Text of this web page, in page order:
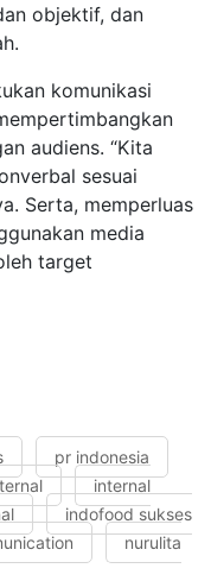
objektif, dan
komunikasi
audiens. “Kita
sesuai
Serta, memperluas
media
target
pr indonesia
internal
indofood sukses
nurulita